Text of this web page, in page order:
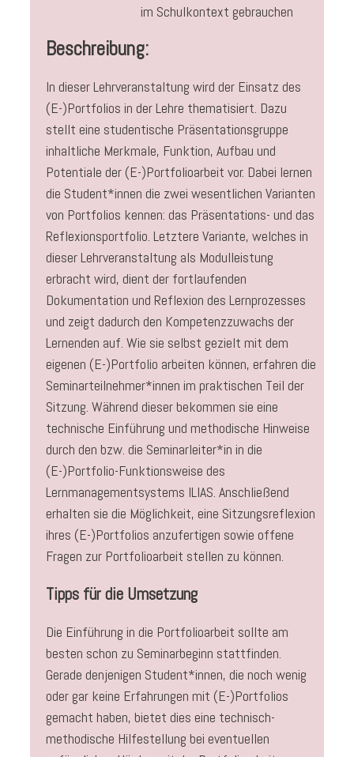
im Schulkontext gebrauchen
Beschreibung:
In dieser Lehrveranstaltung wird der Einsatz des
(E-)Portfolios in der Lehre thematisiert. Dazu
stellt eine studentische Präsentationsgruppe
inhaltliche Merkmale, Funktion, Aufbau und
Potentiale der (E-)Portfolioarbeit vor. Dabei lernen
die Student*innen die zwei wesentlichen Varianten
von Portfolios kennen: das Präsentations- und das
Reflexionsportfolio. Letztere Variante, welches in
dieser Lehrveranstaltung als Modulleistung
erbracht wird, dient der fortlaufenden
Dokumentation und Reflexion des Lernprozesses
und zeigt dadurch den Kompetenzzuwachs der
Lernenden auf. Wie sie selbst gezielt mit dem
eigenen (E-)Portfolio arbeiten können, erfahren die
Seminarteilnehmer*innen im praktischen Teil der
Sitzung. Während dieser bekommen sie eine
technische Einführung und methodische Hinweise
durch den bzw. die Seminarleiter*in in die
(E-)Portfolio-Funktionsweise des
Lernmanagementsystems ILIAS. Anschließend
erhalten sie die Möglichkeit, eine Sitzungsreflexion
ihres (E-)Portfolios anzufertigen sowie offene
Fragen zur Portfolioarbeit stellen zu können.
Tipps für die Umsetzung
Die Einführung in die Portfolioarbeit sollte am
besten schon zu Seminarbeginn stattfinden.
Gerade denjenigen Student*innen, die noch wenig
oder gar keine Erfahrungen mit (E-)Portfolios
gemacht haben, bietet dies eine technisch-
methodische Hilfestellung bei eventuellen